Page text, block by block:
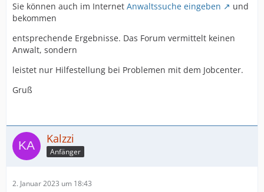
Sie können auch im Internet Anwaltssuche eingeben
und
bekommen
entsprechende Ergebnisse. Das Forum vermittelt keinen
Anwalt, sondern
leistet nur Hilfestellung bei Problemen mit dem Jobcenter.
Gruß
Kalzzi
Anfänger
2. Januar 2023 um 18:43